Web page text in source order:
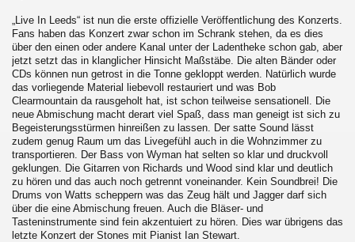
„Live In Leeds“ ist nun die erste offizielle Veröffentlichung des Konzerts.
Fans haben das Konzert zwar schon im Schrank stehen, da es dies
über den einen oder andere Kanal unter der Ladentheke schon gab, aber
jetzt setzt das in klanglicher Hinsicht Maßstäbe. Die alten Bänder oder
CDs können nun getrost in die Tonne gekloppt werden. Natürlich wurde
das vorliegende Material liebevoll restauriert und was Bob
Clearmountain da rausgeholt hat, ist schon teilweise sensationell. Die
neue Abmischung macht derart viel Spaß, dass man geneigt ist sich zu
Begeisterungsstürmen hinreißen zu lassen. Der satte Sound lässt
zudem genug Raum um das Livegefühl auch in die Wohnzimmer zu
transportieren. Der Bass von Wyman hat selten so klar und druckvoll
geklungen. Die Gitarren von Richards und Wood sind klar und deutlich
zu hören und das auch noch getrennt voneinander. Kein Soundbrei! Die
Drums von Watts scheppern was das Zeug hält und Jagger darf sich
über die eine Abmischung freuen. Auch die Bläser- und
Tasteninstrumente sind fein akzentuiert zu hören. Dies war übrigens das
letzte Konzert der Stones mit Pianist Ian Stewart.